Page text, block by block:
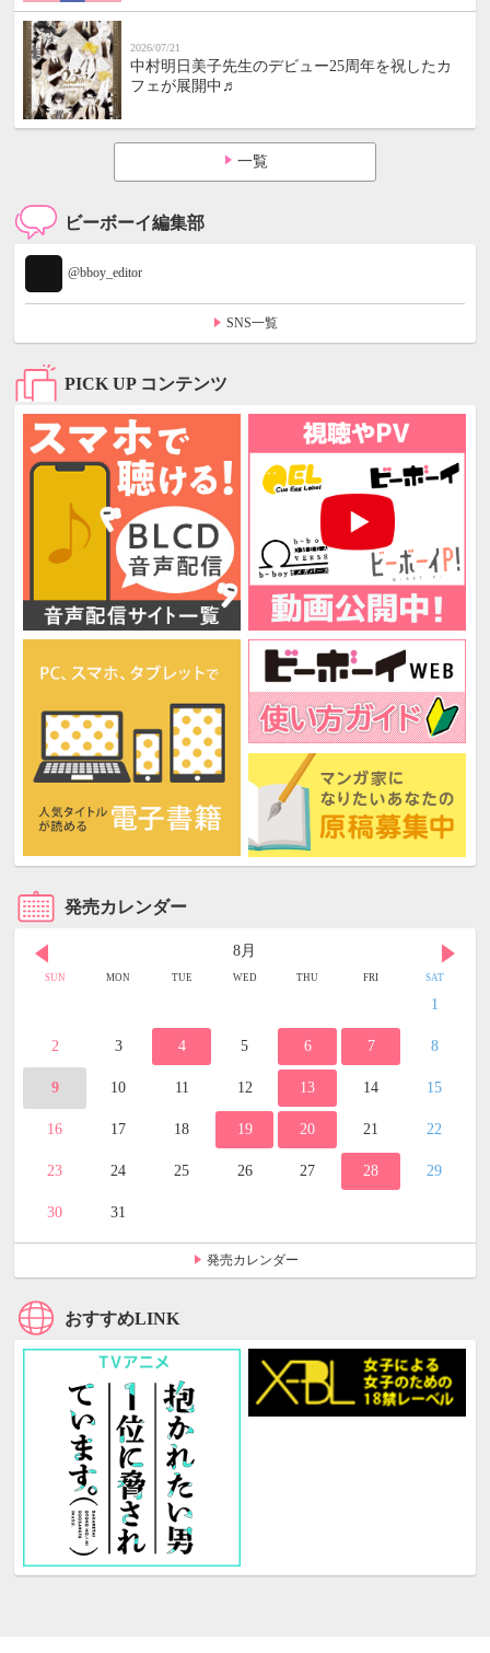
2026/07/21
中村明日美子先生のデビュー25周年を祝したカ
フェが展開中♬
一覧
ビーボーイ編集部
@bboy_editor
SNS一覧
PICK UP コンテンツ
発売カレンダー
8月
SUN MON TUE WED THU FRI SAT
1
2 3 4 5 6 7 8
9 10 11 12 13 14 15
16 17 18 19 20 21 22
23 24 25 26 27 28 29
30 31
発売カレンダー
おすすめLINK